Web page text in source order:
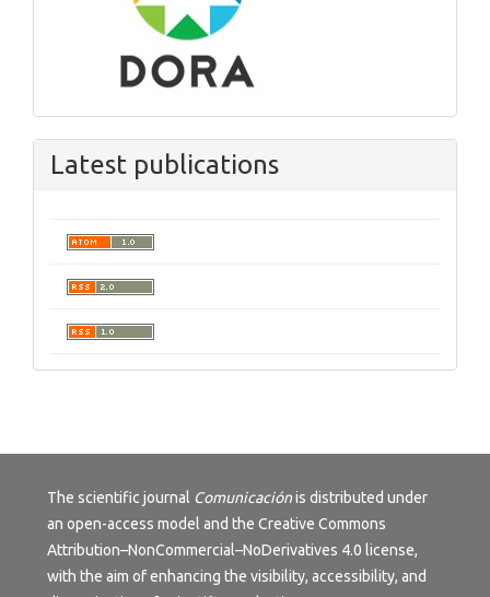
Latest publications
The scientific journal Comunicaciónis distributed under
an open-access model and the Creative Commons
Attribution–NonCommercial–NoDerivatives 4.0 license,
with the aim of enhancing the visibility, accessibility, and